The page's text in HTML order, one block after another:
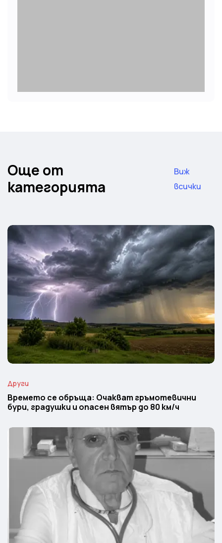
Още от
категорията
Виж
всички
Други
Времето се обръща: Очакват гръмотевични
бури, градушки и опасен вятър до 80 км/ч